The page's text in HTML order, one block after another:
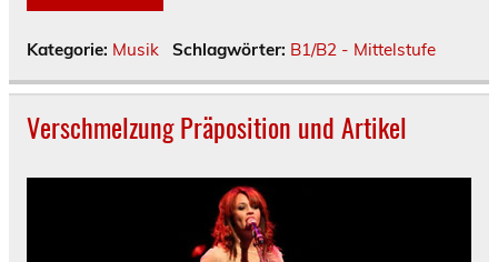
Kategorie: Musik Schlagwörter: B1/B2 - Mittelstufe
Verschmelzung Präposition und Artikel